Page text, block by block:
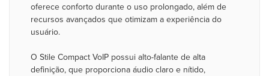
oferece conforto durante o uso prolongado, além de
recursos avançados que otimizam a experiência do
usuário.
O Stile Compact VoIP possui alto-falante de alta
definição, que proporciona áudio claro e nítido,